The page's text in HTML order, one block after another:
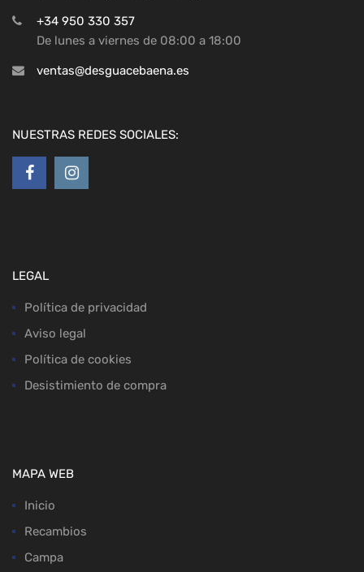
+34 950 330 357
De lunes a viernes de 08:00 a 18:00
ventas@desguacebaena.es
NUESTRAS REDES SOCIALES:
LEGAL
Política de privacidad
Aviso legal
Política de cookies
Desistimiento de compra
MAPA WEB
Inicio
Recambios
Campa